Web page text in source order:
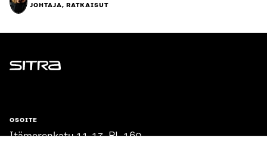
JOHTAJA, RATKAISUT
Sitra
OSOITE
Itämerenkatu 11-13, PL 160,